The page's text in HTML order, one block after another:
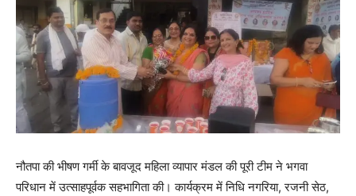
नौतपा की भीषण गर्मी के बावजूद महिला व्यापार मंडल की पूरी टीम ने भगवा
परिधान में उत्साहपूर्वक सहभागिता की। कार्यक्रम में निधि नगरिया, रजनी सेठ,